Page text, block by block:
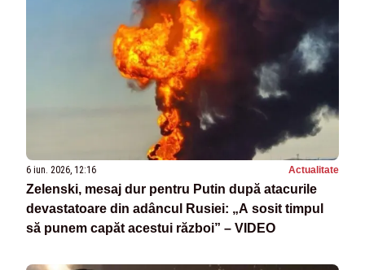
6 iun. 2026, 12:16 Actualitate
Zelenski, mesaj dur pentru Putin după atacurile
devastatoare din adâncul Rusiei: „A sosit timpul
să punem capăt acestui război” – VIDEO